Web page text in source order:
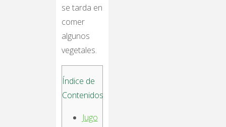
se tarda en
comer
algunos
vegetales.
Índice de
Contenidos
Jugo